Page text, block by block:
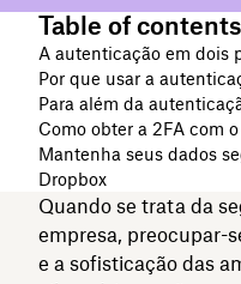
Table of contents
A autenticação em dois
Por que usar a
Para além da
Como obter a 2FA com
Mantenha seus dados
Dropbox
Quando se trata da
empresa, preocupar-
e a sofisticação das